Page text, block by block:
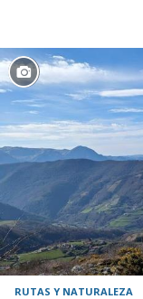
RUTAS Y NATURALEZA